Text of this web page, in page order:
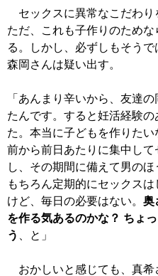
セックスに異常なこだわり
ただ、これも子作りのためな
る。しかし、必ずしもそうで
森岡さんは疑い出す。
「あんまり辛いから、友達
たんです。すると妊活経験
た。本当に子どもを作りたい
前から前日あたりに集中し
し、その期間に備えて男のほ
もちろん定期的にセックス
けど、毎日の必要はない。 奥
を作る気あるのかな？ ちょ
う
、と」
おかしいと感じても、真希